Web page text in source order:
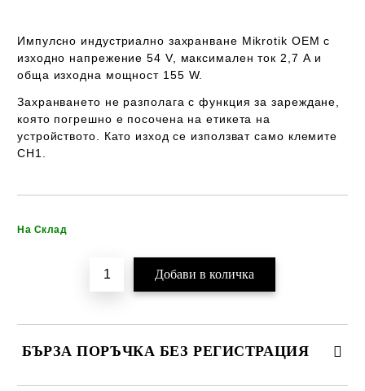
Импулсно индустриално захранване Mikrotik OEM с
изходно напрежение54 V, максимален ток 2,7 A и
обща изходна мощност 155 W.
Захранването не разполага с функция за зареждане
която погрешно е посочена на етикета на
устройството. Като изход се използватсамо клемите
CH1
На Склад
БЪРЗА ПОРЪЧКА БЕЗ РЕГИСТРАЦИЯ